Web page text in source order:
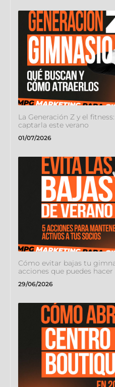
La Generación Z y el
captarla este verano
01/07/2026
Cómo evitar bajas tu
acciones que puedes hacer
29/06/2026